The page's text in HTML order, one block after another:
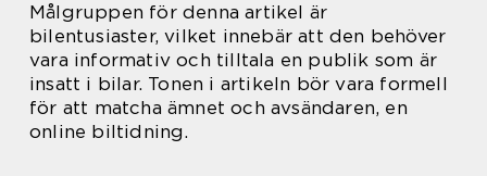
Målgruppen för denna artikel är
bilentusiaster, vilket innebär att den behöver
vara informativ och tilltala en publik som är
insatt i bilar. Tonen i artikeln bör vara formell
för att matcha ämnet och avsändaren, en
online biltidning.